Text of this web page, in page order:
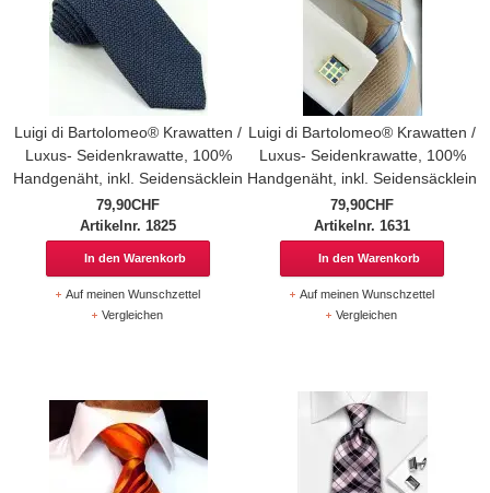
Luigi di Bartolomeo® Krawatten /
Luxus- Seidenkrawatte, 100%
Handgenäht, inkl. Seidensäcklein
79,90CHF
Artikelnr. 1825
In den Warenkorb
Auf meinen Wunschzettel
Vergleichen
Luigi di Bartolomeo® Krawatten /
Luxus- Seidenkrawatte, 100%
Handgenäht, inkl. Seidensäcklein
79,90CHF
Artikelnr. 1631
In den Warenkorb
Auf meinen Wunschzettel
Vergleichen